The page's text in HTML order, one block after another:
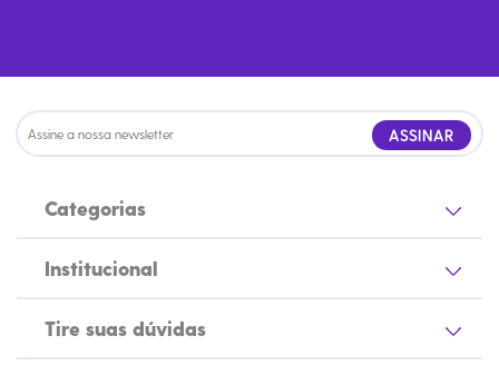
ASSINAR
Categorias
Institucional
Tire suas dúvidas